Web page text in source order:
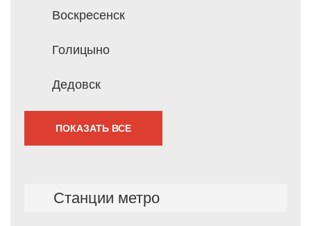
Воскресенск
Голицыно
Дедовск
ПОКАЗАТЬ ВСЕ
Станции метро